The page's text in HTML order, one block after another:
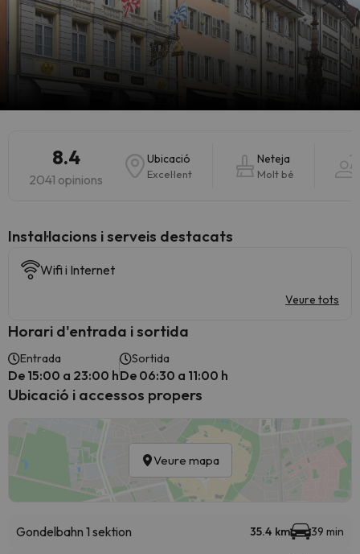
8.4
2041 opinions
Ubicació
Excel·lent
Neteja
Molt bé
Instal·lacions i serveis destacats
Wifi i Internet
Veure tots
Horari d'entrada i sortida
Entrada
De 15:00 a 23:00 h
Sortida
De 06:30 a 11:00 h
Ubicació i accessos propers
Veure mapa
Gondelbahn 1 sektion 35.4 km 39 min